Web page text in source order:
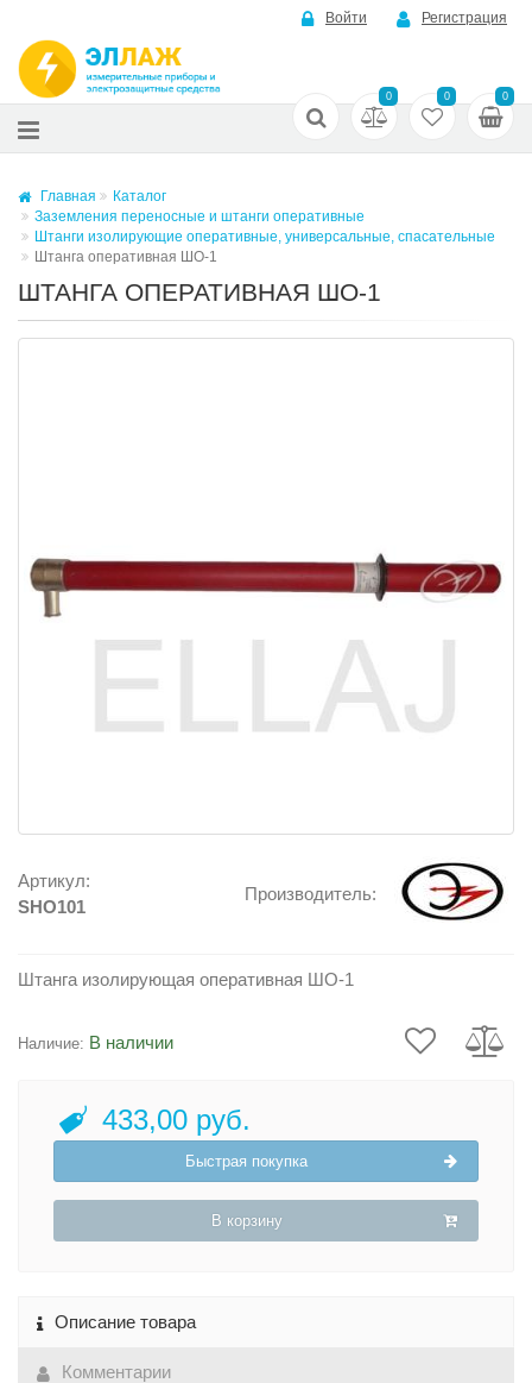
Войти Регистрация
0 0 0
Главная
Каталог
Заземления переносные и штанги оперативные
Штанги изолирующие оперативные, универсальные, спасательные
Штанга оперативная ШО-1
ШТАНГА ОПЕРАТИВНАЯ ШО-1
Артикул:
SHO101
Производитель:
Штанга изолирующая оперативная ШО-1
Наличие: В наличии
433,00 руб.
Быстрая покупка
В корзину
Описание товара
Комментарии